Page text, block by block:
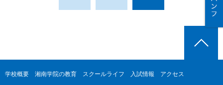
学校概要 湘南学院の教育 スクールライフ 入試情報
アクセス